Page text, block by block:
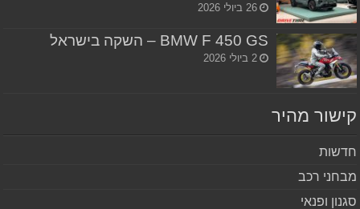
26 ביולי 2026
BMW F 450 GS – השקה בישראל
2 ביולי 2026
מהיר
רכב
ופנאי